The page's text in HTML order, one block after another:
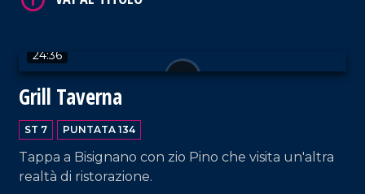
24:36
Grill Taverna
ST 7 PUNTATA 134
Tappa a Bisignano con zio Pino che visita un'altra
realtà di ristorazione.
VAI AL TITOLO